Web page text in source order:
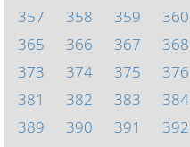
357
358 359 360
365
366 367 368
373
374 375 376
381
382 383 384
389
390 391 392